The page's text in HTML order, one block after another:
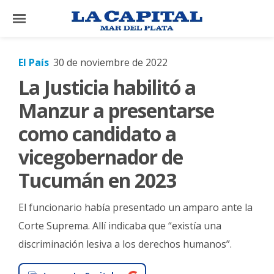
×
El
País
Mundo
La
Zona
Tecnología
Gastronomía
Salud
El País 30 de noviembre de 2022
La Justicia habilitó a
Manzur a presentarse
como candidato a
vicegobernador de
Tucumán en 2023
El funcionario había presentado un amparo ante la
Corte Suprema. Allí indicaba que “existía una
discriminación lesiva a los derechos humanos”.